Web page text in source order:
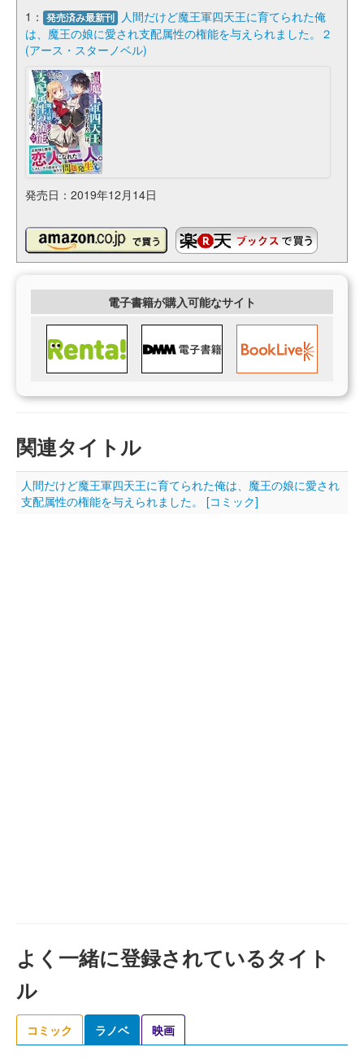
1： 発売済み最新刊
人間だけど魔王軍四天王に育てられた俺
は、魔王の娘に愛され支配属性の権能を与えられました。２
(アース・スターノベル)
発売日：2019年12月14日
電子書籍が購入可能なサイト
関連タイトル
人間だけど魔王軍四天王に育てられた俺は、魔王の娘に愛され
支配属性の権能を与えられました。 [コミック]
よく一緒に登録されているタイト
ル
コミック ラノベ 映画